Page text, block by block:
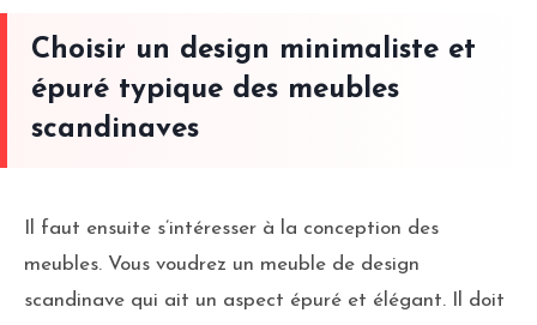
Choisir un design minimaliste et
épuré typique des meubles
scandinaves
Il faut ensuite s’intéresser à la conception des
meubles. Vous voudrez un meuble de design
scandinave qui ait un aspect épuré et élégant. Il doit